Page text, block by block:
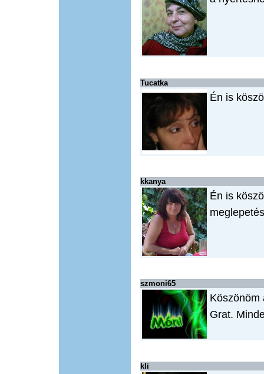
Tucatka
Én is
kkanya
Én is
szmoni65
Köszönöm
Grat.
kli